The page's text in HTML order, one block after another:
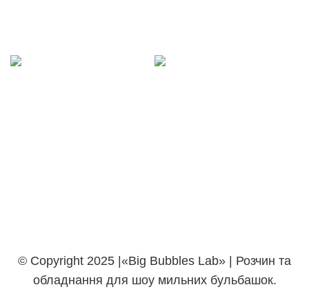
© Copyright 2025 |«Big Bubbles Lab» | Розчин та
обладнання для шоу мильних бульбашок.